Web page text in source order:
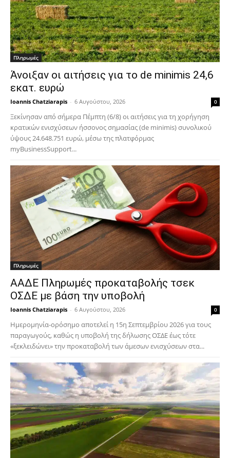
Πληρωμές
Άνοιξαν οι αιτήσεις για το de minimis 24,6
εκατ. ευρώ
Ioannis Chatziarapis - 6 Αυγούστου, 2026 0
Ξεκίνησαν από σήμερα Πέμπτη (6/8) οι αιτήσεις για τη χορήγηση
κρατικών ενισχύσεων ήσσονος σημασίας (de minimis) συνολικού
ύψους 24.648.751 ευρώ, μέσω της πλατφόρμας
myBusinessSupport...
Πληρωμές
ΑΑΔΕ Πληρωμές προκαταβολής τσεκ
ΟΣΔΕ με βάση την υποβολή
Ioannis Chatziarapis - 6 Αυγούστου, 2026 0
Ημερομηνία-ορόσημο αποτελεί η 15η Σεπτεμβρίου 2026 για τους
παραγωγούς, καθώς η υποβολή της δήλωσης ΟΣΔΕ έως τότε
«ξεκλειδώνει» την προκαταβολή των άμεσων ενισχύσεων στα...